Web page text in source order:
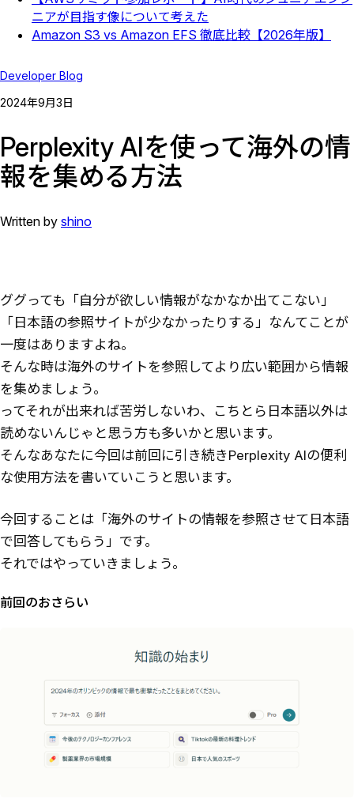
ニアが目指す像について考えた
Amazon S3 vs Amazon EFS 徹底比較【2026年版】
Developer Blog
2024年9月3日
Perplexity AIを使って海外の情
報を集める方法
Written by shino
ググっても「自分が欲しい情報がなかなか出てこない」
「日本語の参照サイトが少なかったりする」なんてことが
一度はありますよね。
そんな時は海外のサイトを参照してより広い範囲から情報
を集めましょう。
ってそれが出来れば苦労しないわ、こちとら日本語以外は
読めないんじゃと思う方も多いかと思います。
そんなあなたに今回は前回に引き続きPerplexity AIの便利
な使用方法を書いていこうと思います。
今回することは「海外のサイトの情報を参照させて日本語
で回答してもらう」です。
それではやっていきましょう。
前回のおさらい